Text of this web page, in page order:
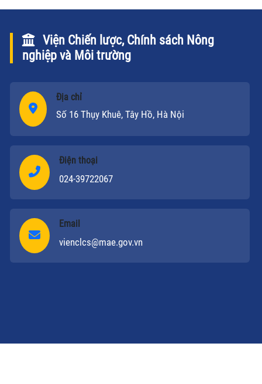
Viện Chiến lược, Chính sách Nông
nghiệp và Môi trường
Địa chỉ
Số 16 Thụy Khuê, Tây Hồ, Hà Nội
Điện thoại
024-39722067
Email
vienclcs@mae.gov.vn